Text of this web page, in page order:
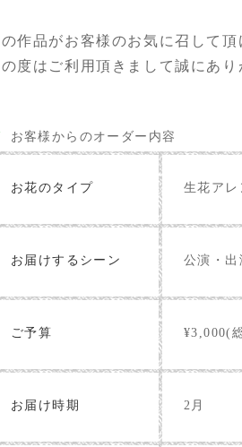
の作品がお客様のお気に召して頂
の度はご利用頂きまして誠にあり
お客様からのオーダー内容
お花のタイプ 生花ア
お届けするシーン 公演・出
ご予算 ¥3,000(
お届け時期 2月